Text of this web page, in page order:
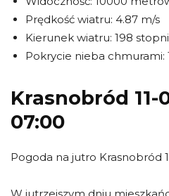
Prędkość wiatru: 4.87 m/s
Kierunek wiatru: 198 stopni
Pokrycie nieba chmurami:
Krasnobród 11-
07:00
Pogoda na jutro Krasnobród
W jutrzejszym dniu